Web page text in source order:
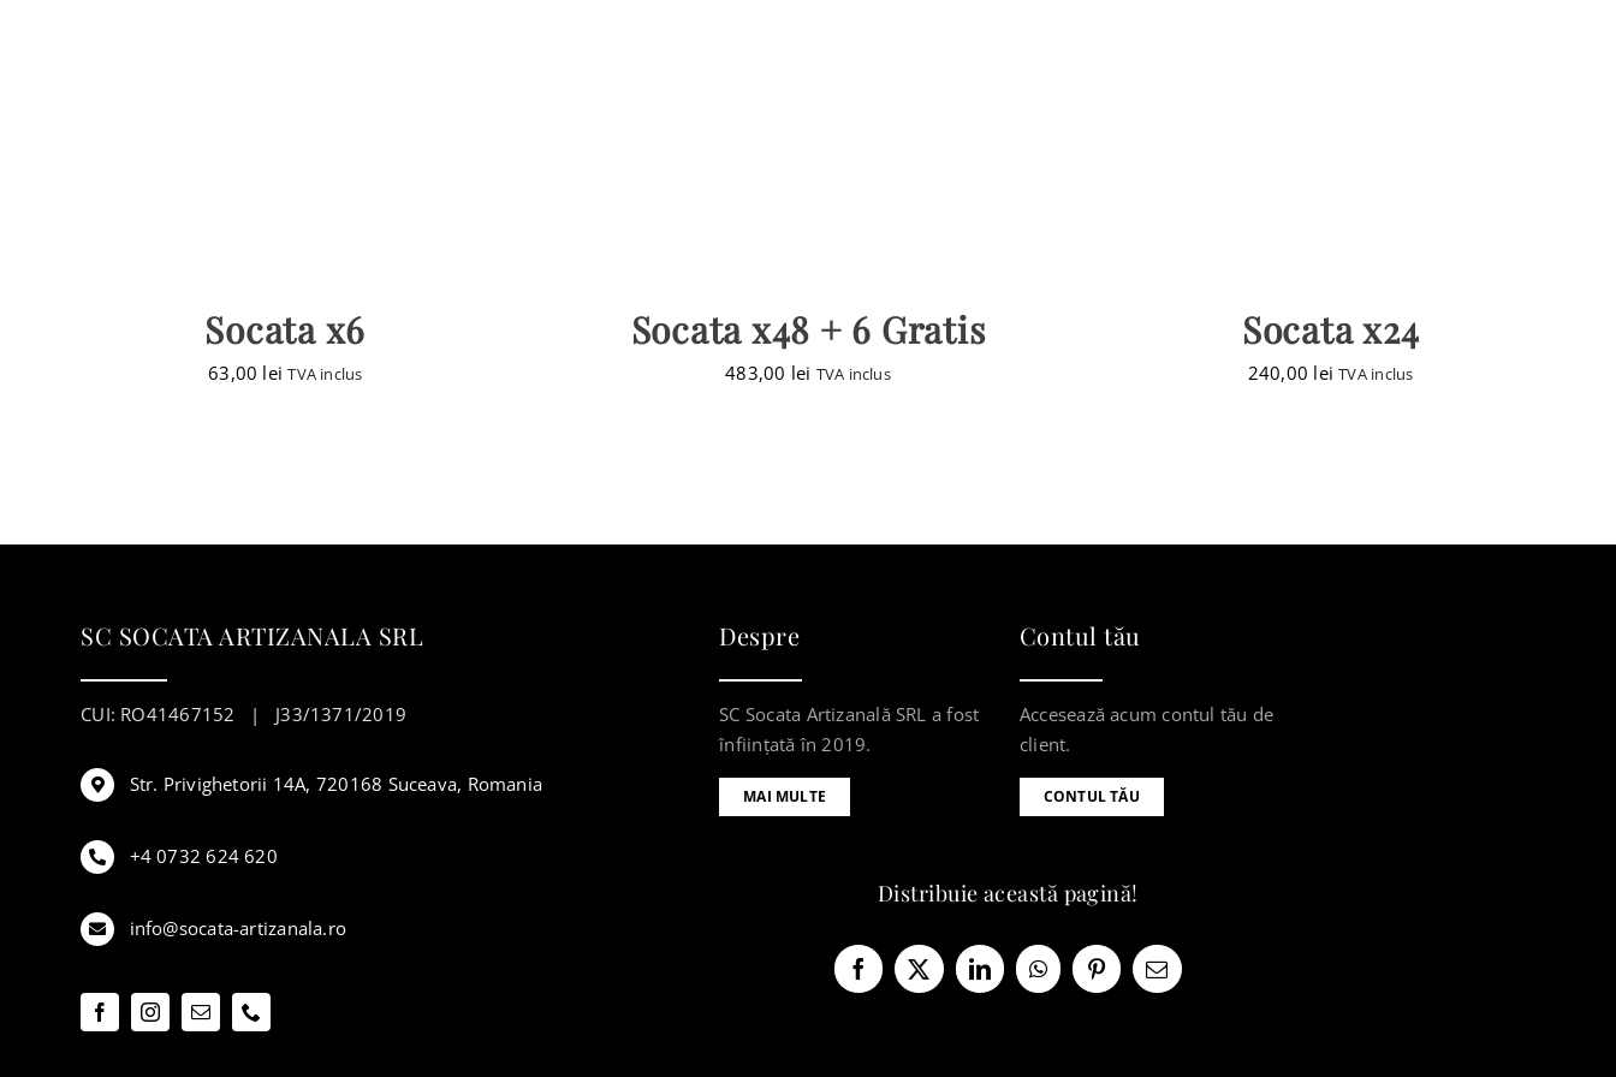
Socata x6
63,00 lei TVA inclus
Socata x48 + 6 Gratis
483,00 lei TVA inclus
Socata x24
240,00 lei TVA inclus
SC SOCATA ARTIZANALA SRL
CUI: RO41467152 | J33/1371/2019
Str. Privighetorii 14A, 720168 Suceava, Romania
+4 0732 624 620
info@socata-artizanala.ro
Despre
SC Socata Artizanală SRL a fost
înființată în 2019.
MAI MULTE
Contul tău
Accesează acum contul tău de
client.
CONTUL TĂU
Distribuie această pagină!